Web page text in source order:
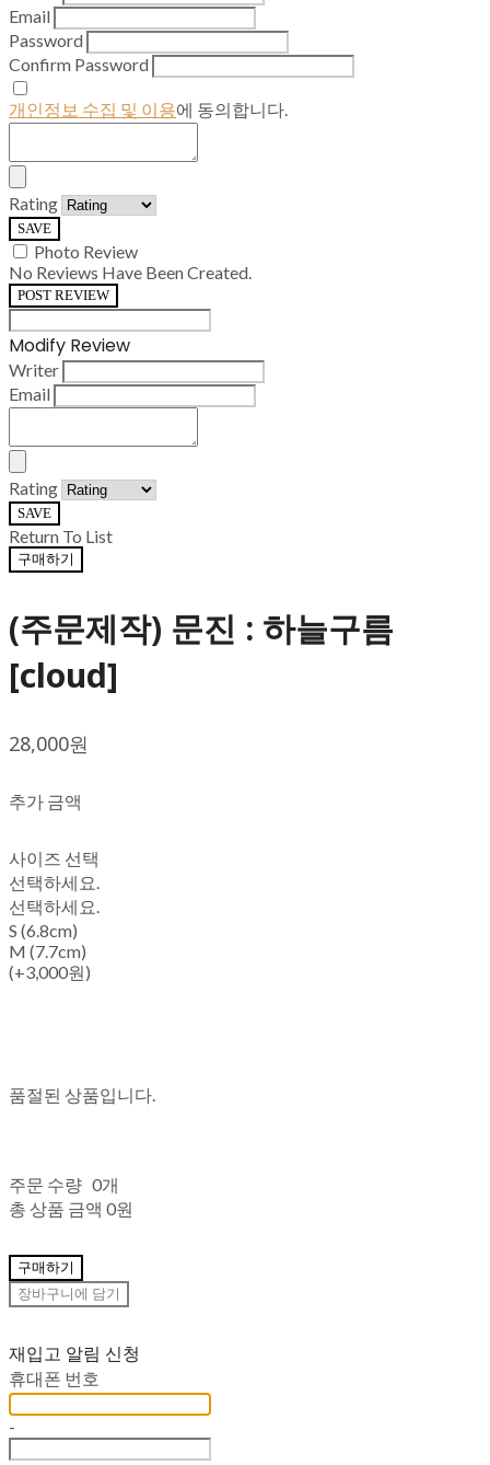
Email
Password
Confirm Password
개인정보 수집 및 이용에 동의합니다.
Rating
SAVE
Photo Review
No Reviews Have Been Created.
POST REVIEW
Modify Review
Writer
Email
Rating
SAVE
Return To List
구매하기
(주문제작) 문진 : 하늘구름
[cloud]
28,000원
추가 금액
사이즈 선택
선택하세요.
선택하세요.
S (6.8cm)
M (7.7cm)
(+3,000원)
품절된 상품입니다.
주문 수량 0개
총 상품 금액 0원
구매하기
장바구니에 담기
재입고 알림 신청
휴대폰 번호
-